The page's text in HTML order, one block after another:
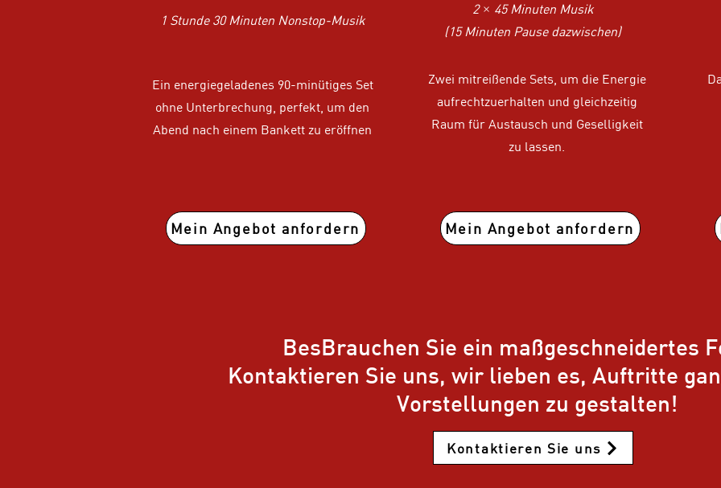
1 Stunde 30 Minuten Nonstop-Musik
Ein energiegeladenes 90-minütiges Set
ohne Unterbrechung, perfekt, um den
Abend nach einem Bankett zu eröffnen
Mein Angebot anfordern
2 × 45 Minuten Musik
(15 Minuten Pause dazwischen)
Zwei mitreißende Sets, um die Energie
aufrechtzuerhalten und gleichzeitig
Raum für Austausch und Geselligkeit
zu lassen.
Mein Angebot anfordern
BesBrauchen Sie ein maßgeschneidertes
Kontaktieren Sie uns, wir lieben es, Auftritte
Vorstellungen zu gestalten!
Kontaktieren Sie uns